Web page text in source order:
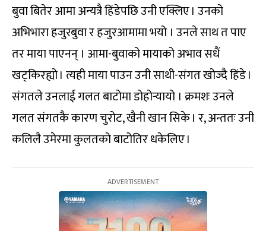
बुवा बितेर आमा अन्यत्रै हिंडेपछि उनी एक्लिए । उनको
अभिभारा हजुरबुवा र हजुरआमामा भयो । उनले साथ त पाए
तर माया पाएनन् । आमा-बुवाको मायाको अभाव सधैं
खट्किरह्यो । त्यही माया पाउन उनी साथी-संगत खोज्दै हिंडे ।
संगतले उनलाई गलत बाटोमा डोहोर्‍यायो । क्रमशः उनले
गलत संगतकै कारण चुरोट, खैनी खान सिके । र, अन्ततः उनी
कलिलै उमेरमा कुलतको बाटोतिर धकेलिए ।